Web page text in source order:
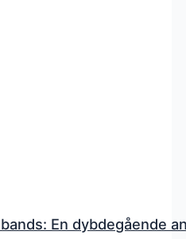
En dybdegående